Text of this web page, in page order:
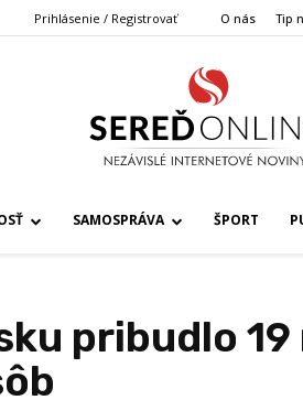
Prihlásenie / Registrovať O nás Tip
SAMOSPRÁVA ŠPORT
pribudlo